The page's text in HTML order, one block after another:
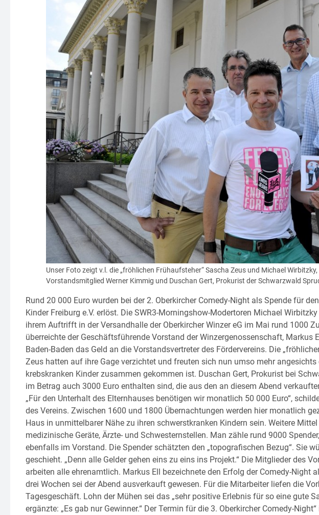
Unser Foto zeigt v.l. die „fröhlichen Frühaufsteher“ Sascha Zeus und Michael
Vorstandsmitglied Werner Kimmig und Duschan Gert, Prokurist der Schwarzwald
Rund 20 000 Euro wurden bei der 2. Oberkircher Comedy-Night als Spende für
Kinder Freiburg e.V. erlöst. Die SWR3-Morningshow-Modertoren Michael
ihrem Auftrifft in der Versandhalle der Oberkircher Winzer eG im Mai rund 1000
überreichte der Geschäftsführende Vorstand der Winzergenossenschaft, Markus
Baden-Baden das Geld an die Vorstandsvertreter des Fördervereins. Die
Zeus hatten auf ihre Gage verzichtet und freuten sich nun umso mehr
krebskranken Kinder zusammen gekommen ist. Duschan Gert, Prokurist bei
im Betrag auch 3000 Euro enthalten sind, die aus den an diesem Abend
„Für den Unterhalt des Elternhauses benötigen wir monatlich 50 000 Euro“,
des Vereins. Zwischen 1600 und 1800 Übernachtungen werden hier monatlich
Haus in unmittelbarer Nähe zu ihren schwerstkranken Kindern sein. Weitere
medizinische Geräte, Ärzte- und Schwesternstellen. Man zähle rund 9000
ebenfalls im Vorstand. Die Spender schätzten den „topografischen Bezug“. Sie
geschieht. „Denn alle Gelder gehen eins zu eins ins Projekt.“ Die Mitglieder des
arbeiten alle ehrenamtlich. Markus Ell bezeichnete den Erfolg der Comedy-Night
drei Wochen sei der Abend ausverkauft gewesen. Für die Mitarbeiter liefen die
Tagesgeschäft. Lohn der Mühen sei das „sehr positive Erlebnis für so eine gute
ergänzte: „Es gab nur Gewinner.“ Der Termin für die 3. Oberkircher Comedy-